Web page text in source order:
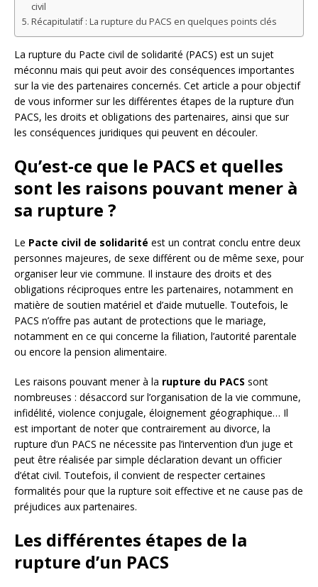
civil
Récapitulatif : La rupture du PACS en quelques points clés
La rupture du Pacte civil de solidarité (PACS) est un sujet
méconnu mais qui peut avoir des conséquences importantes
sur la vie des partenaires concernés. Cet article a pour objectif
de vous informer sur les différentes étapes de la rupture d’un
PACS, les droits et obligations des partenaires, ainsi que sur
les conséquences juridiques qui peuvent en découler.
Qu’est-ce que le PACS et quelles
sont les raisons pouvant mener à
sa rupture ?
Le Pacte civil de solidarité est un contrat conclu entre deux
personnes majeures, de sexe différent ou de même sexe, pour
organiser leur vie commune. Il instaure des droits et des
obligations réciproques entre les partenaires, notamment en
matière de soutien matériel et d’aide mutuelle. Toutefois, le
PACS n’offre pas autant de protections que le mariage,
notamment en ce qui concerne la filiation, l’autorité parentale
ou encore la pension alimentaire.
Les raisons pouvant mener à la rupture du PACS sont
nombreuses : désaccord sur l’organisation de la vie commune,
infidélité, violence conjugale, éloignement géographique… Il
est important de noter que contrairement au divorce, la
rupture d’un PACS ne nécessite pas l’intervention d’un juge et
peut être réalisée par simple déclaration devant un officier
d’état civil. Toutefois, il convient de respecter certaines
formalités pour que la rupture soit effective et ne cause pas de
préjudices aux partenaires.
Les différentes étapes de la
rupture d’un PACS